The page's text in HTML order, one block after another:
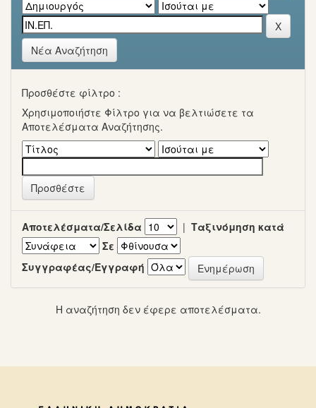
Νέα Αναζήτηση
Προσθέστε φίλτρο :
Χρησιμοποιήστε Φίλτρο για να βελτιώσετε τα
Αποτελέσματα Αναζήτησης.
Αποτελέσματα/Σελίδα | Ταξινόμηση κατά
Σε
Συγγραφέας/Εγγραφή
Η αναζήτηση δεν έφερε αποτελέσματα.